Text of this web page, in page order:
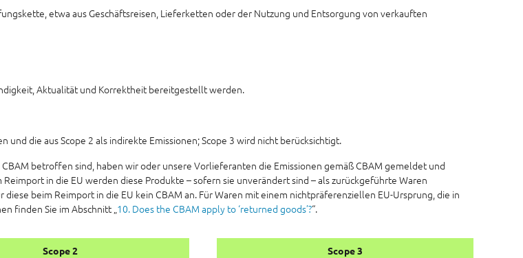
etwa aus Geschäftsreisen, Lieferketten oder der Nutzung und Entsorgung von verkauften
Aktualität und Korrektheit bereitgestellt werden.
und die aus Scope 2 als indirekte Emissionen; Scope 3 wird nicht berücksichtigt.
betroffen sind, haben wir oder unsere Vorlieferanten die Emissionen gemäß CBAM gemeldet und
in die EU werden diese Produkte – sofern sie unverändert sind – als zurückgeführte Waren
beim Reimport in die EU kein CBAM an. Für Waren mit einem nichtpräferenziellen EU-Ursprung, die in
finden Sie im Abschnitt „10. Does the CBAM apply to ‘returned goods’?“.
Scope 2
Scope 3